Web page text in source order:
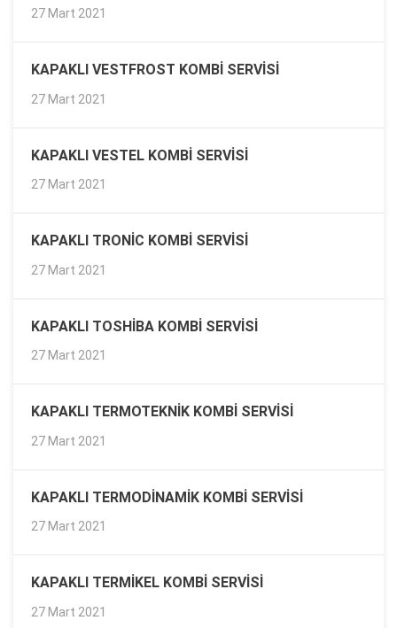
27 Mart 2021
KAPAKLI VESTFROST KOMBI SERVISI
27 Mart 2021
KAPAKLI VESTEL KOMBI SERVISI
27 Mart 2021
KAPAKLI TRONIC KOMBI SERVISI
27 Mart 2021
KAPAKLI TOSHIBA KOMBI SERVISI
27 Mart 2021
KAPAKLI TERMOTEKNIK KOMBI SERVISI
27 Mart 2021
KAPAKLI TERMODINAMIK KOMBI SERVISI
27 Mart 2021
KAPAKLI TERMIKEL KOMBI SERVISI
27 Mart 2021